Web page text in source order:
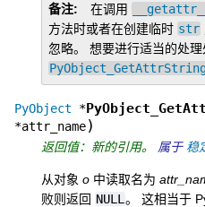
备注 在调用
方法时或者在创建临时 str
忽略。 想要进行适当的处
PyObject *
*attr_name)
返回值：新的引用。 属于 稳
从对象 o 中读取名为
败则返回 NULL 。 这相当于